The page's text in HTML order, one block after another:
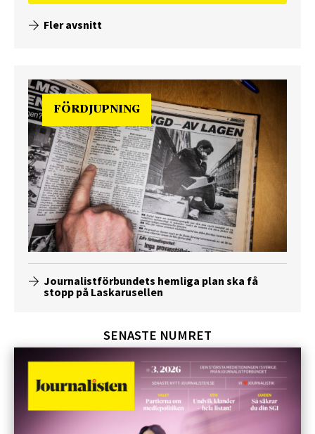
Fler avsnitt
FÖRDJUPNING
Journalistförbundets hemliga plan ska få
stopp på Laskarusellen
SENASTE NUMRET